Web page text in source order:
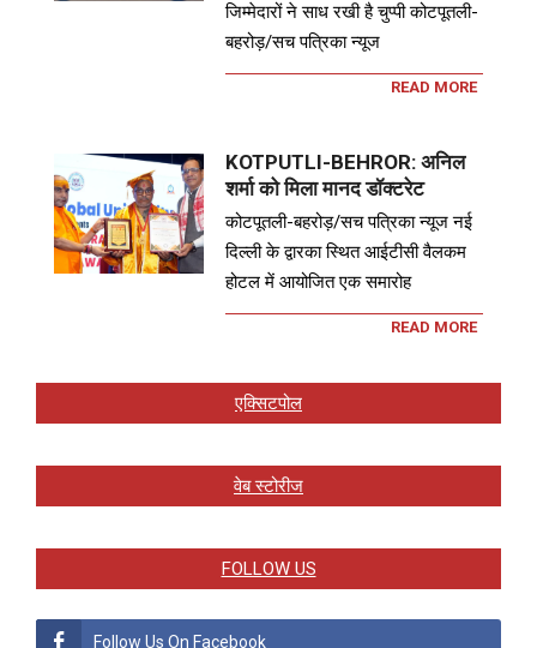
जिम्मेदारों ने साध रखी है चुप्पी कोटपूतली-
बहरोड़/सच पत्रिका न्यूज
READ MORE
KOTPUTLI-BEHROR: अनिल
शर्मा को मिला मानद डॉक्टरेट
कोटपूतली-बहरोड़/सच पत्रिका न्यूज नई
दिल्ली के द्वारका स्थित आईटीसी वैलकम
होटल में आयोजित एक समारोह
READ MORE
एक्सिटपोल
वेब स्टोरीज
FOLLOW US
Follow Us On Facebook